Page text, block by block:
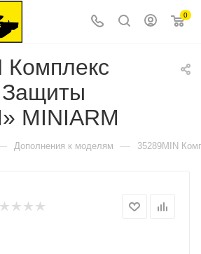
0
Комплекс
Защиты
MINIARM
Дополнения к моделям — 35289MIN